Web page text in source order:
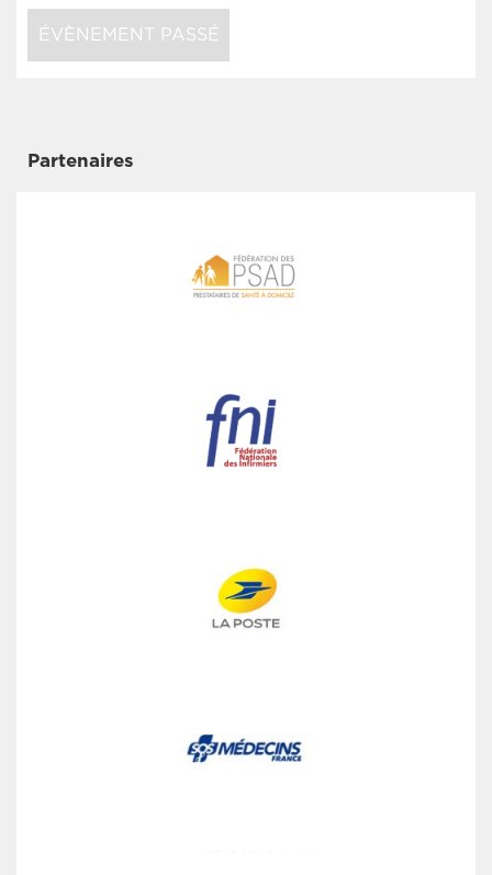
ÉVÈNEMENT PASSÉ
Partenaires